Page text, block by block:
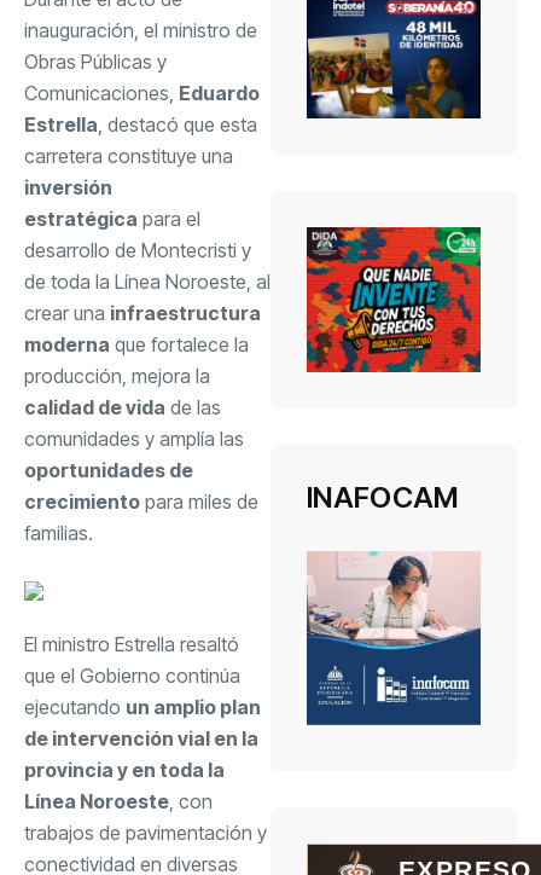
inauguración, el ministro de
Obras Públicas y
Comunicaciones, Eduardo
Estrella, destacó que esta
carretera constituye una
inversión
estratégica para el
desarrollo de Montecristi y
de toda la Línea Noroeste, al
crear una infraestructura
moderna que fortalece la
producción, mejora la
calidad de vida de las
comunidades y amplía las
oportunidades de
crecimiento para miles de
familias.
El ministro Estrella resaltó
que el Gobierno continúa
ejecutando un amplio plan
de intervención vial en la
provincia y en toda la
Línea Noroeste, con
trabajos de pavimentación y
conectividad en diversas
INAFOCAM
EXPRESO